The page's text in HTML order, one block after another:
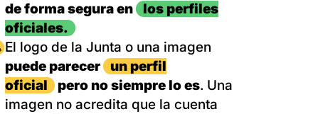
de forma segura en
los perfiles
oficiales.
El logo de la Junta o una imagen
puede parecer
un perfil
oficial
pero no siempre lo es. Una
imagen no acredita que la cuenta